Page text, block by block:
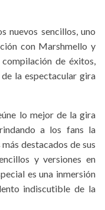
nuevos sencillos, uno
con Marshmello y
de éxitos,
la espectacular gira
lo mejor de la gira
a los fans la
destacados de sus
y versiones en
es una inmersión
indiscutible de la